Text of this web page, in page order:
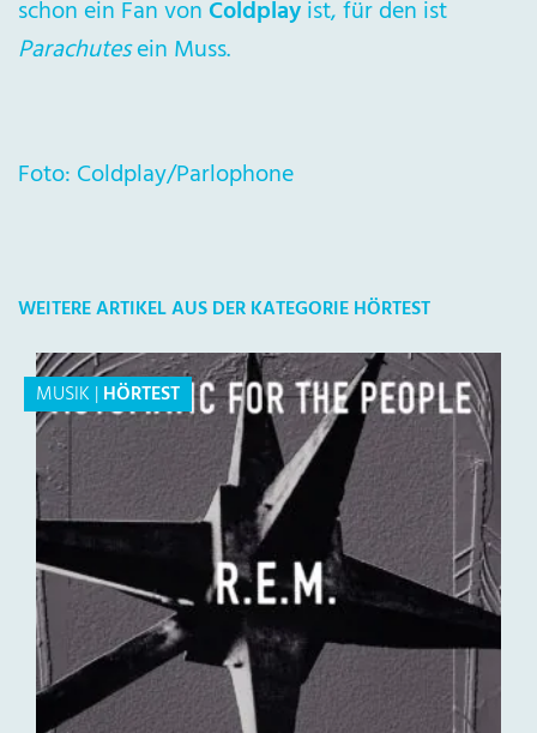
schon ein Fan vonColdplayist, für den ist
Parachutesein Muss.
Foto: Coldplay/Parlophone
WEITERE ARTIKEL AUS DER KATEGORIE HÖRTEST
MUSIK |HÖRTEST